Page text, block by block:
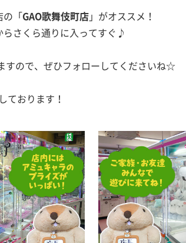
「 GAO歌舞伎町店 」がオススメ！
らさくら通りに入ってすぐ♪
すので、ぜひフォローしてくださいね☆
ております！